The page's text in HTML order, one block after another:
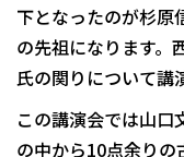
下となったのが杉原
の先祖になります。
氏の関りについて講
この講演会では山口
の中から10点余り